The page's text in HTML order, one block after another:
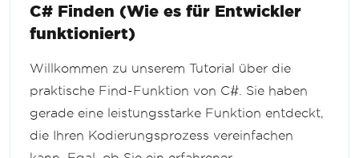
C# Finden (Wie es für Entwickler
funktioniert)
Willkommen zu unserem Tutorial über die
praktische Find-Funktion von C#. Sie haben
gerade eine leistungsstarke Funktion entdeckt,
die Ihren Kodierungsprozess vereinfachen